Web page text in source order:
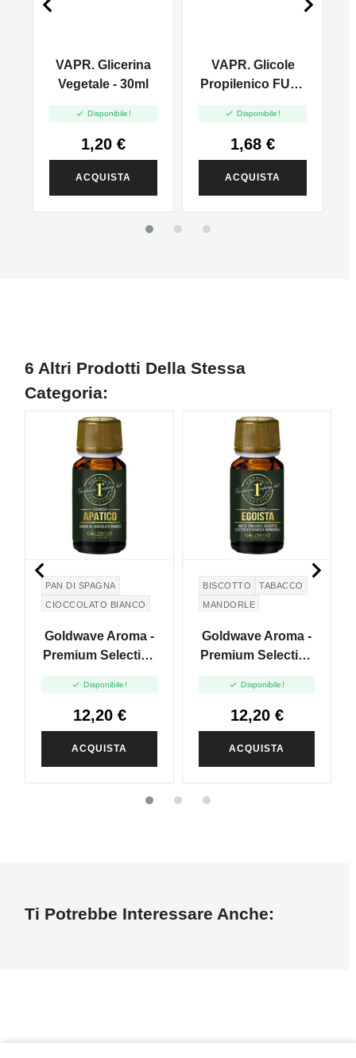
VAPR. Glicerina
Vegetale - 30ml
 Disponibile!
1,20 €
ACQUISTA
VAPR. Glicole
Propilenico FULL
 Disponibile!
1,68 €
ACQUISTA
6 Altri Prodotti Della Stessa
Categoria:
PAN DI SPAGNA
CIOCCOLATO BIANCO
Goldwave Aroma -
Premium Selection
 Disponibile!
12,20 €
ACQUISTA
BISCOTTO
TABACCO
MANDORLE
Goldwave Aroma -
Premium Selection
 Disponibile!
12,20 €
ACQUISTA
 
Ti Potrebbe Interessare Anche: